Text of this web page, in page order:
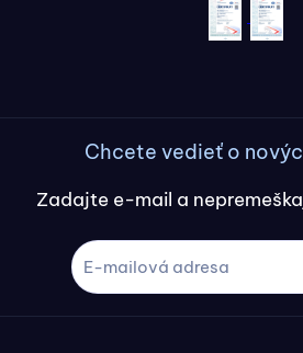
Chcete vedieť o
Zadajte e-mail a